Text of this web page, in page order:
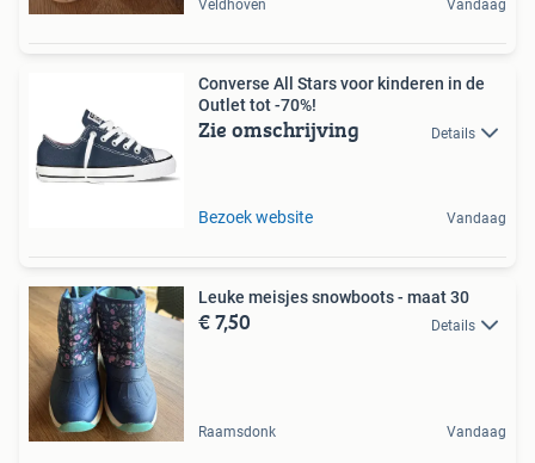
Veldhoven Vandaag
Converse All Stars voor kinderen in de
Outlet tot -70%!
Zie omschrijving Details
Bezoek website Vandaag
Leuke meisjes snowboots - maat 30
€ 7,50 Details
Raamsdonk Vandaag